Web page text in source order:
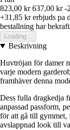
823,00 kr 637,00 kr -
+31,85 krerbjuds pa
bestallning har
Loading...
Beskrivning
Huvtröjan för damer
varje modern
framhäver denna
Dess fulla dragkedja
anpassad passform,
för att gå till gymmet,
avslappnad look till